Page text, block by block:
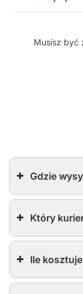
Musisz być
Gdzie
Który
Ile